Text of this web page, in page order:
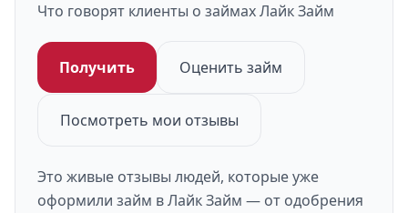
Что говорят клиенты о займах Лайк Займ
Получить Оценить займ
Посмотреть мои отзывы
Это живые отзывы людей, которые уже
оформили займ в Лайк Займ — от одобрения